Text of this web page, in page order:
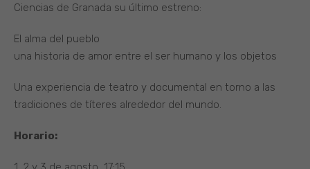
Ciencias de Granada su último estreno:
El alma del pueblo
una historia de amor entre el ser humano y los objetos
Una experiencia de teatro y documental en torno a las
tradiciones de títeres alrededor del mundo.
Horario: